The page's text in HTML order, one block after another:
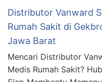
Distributor Vanward
Rumah Sakit di
Jawa Barat
Mencari Distributor
Medis Rumah Sakit?